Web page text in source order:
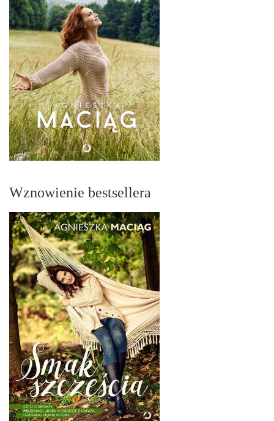
Wznowienie bestsellera